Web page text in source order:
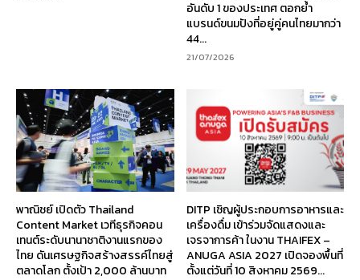
อันดับ 1 ของประเทศ ตอกย้ำ
แบรนด์ขนมปังที่อยู่คู่คนไทยมากว่า
44...
21/07/2026
พาณิชย์ เปิดตัว Thailand
Content Market เวทีธุรกิจคอน
เทนต์ระดับนานาชาติงานแรกของ
ไทย ดันเศรษฐกิจสร้างสรรค์ไทยสู่
ตลาดโลก ตั้งเป้า 2,000 ล้านบาท
DITP เชิญผู้ประกอบการอาหารและ
เครื่องดื่ม เข้าร่วมจัดแสดงและ
เจรจาการค้า ในงาน THAIFEX –
ANUGA ASIA 2027 เปิดจองพื้นที่
ตั้งแต่วันที่ 10 สิงหาคม 2569...